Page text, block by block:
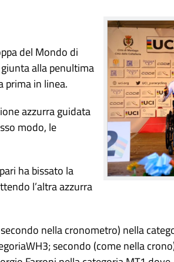
del Mondo di
alla penultima
prima in linea.
azzurra guidata
modo, le
ha bissato la
l’altra azzurra
nella cronometro) nella
secondo (come nella